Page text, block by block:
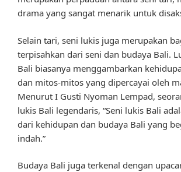
drama yang sangat menarik untuk
Selain tari, seni lukis juga merupakan
terpisahkan dari seni dan budaya Bali.
Bali biasanya menggambarkan
dan mitos-mitos yang dipercayai oleh
Menurut I Gusti Nyoman Lempad,
lukis Bali legendaris, “Seni lukis Bali
dari kehidupan dan budaya Bali yang
indah.”
Budaya Bali juga terkenal dengan